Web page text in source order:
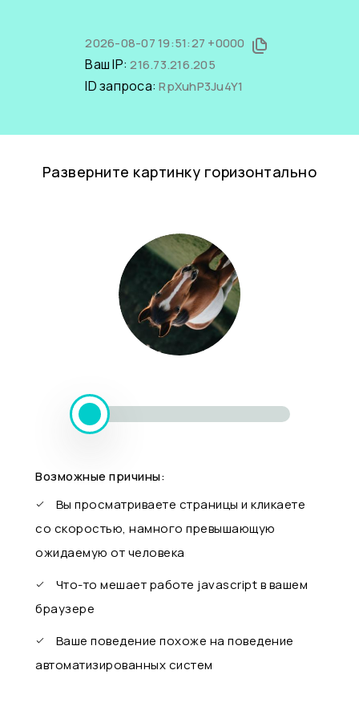
2026-08-07 19:51:27 +0000
Ваш IP:216.73.216.205
ID запроса:RpXuhP3Ju4Y1
Разверните картинку горизонтально
Возможные причины:
Вы просматриваете страницы и кликаете
со скоростью, намного превышающую
ожидаемую от человека
Что-то мешает работе javascript в вашем
браузере
Ваше поведение похоже на поведение
автоматизированных систем